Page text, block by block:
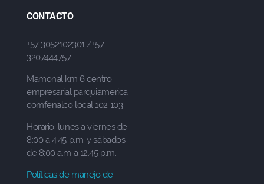
CONTACTO
+57 3052102301 /+57
3207444757
Mamonal km 6 centro
empresarial parquiamerica
comfenalco local 102 103
Horario: lunes a viernes de
8:00 a 4:45 p.m. y sábados
de 8:00 a.m a 12.45 p.m.
Políticas de manejo de